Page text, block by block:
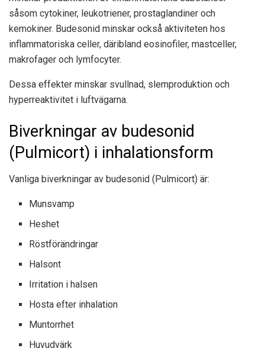
såsom cytokiner, leukotriener, prostaglandiner och
kemokiner. Budesonid minskar också aktiviteten hos
inflammatoriska celler, däribland eosinofiler, mastceller,
makrofager och lymfocyter.
Dessa effekter minskar svullnad, slemproduktion och
hyperreaktivitet i luftvägarna.
Biverkningar av budesonid
(Pulmicort) i inhalationsform
Vanliga biverkningar av budesonid (Pulmicort) är:
Munsvamp
Heshet
Röstförändringar
Halsont
Irritation i halsen
Hosta efter inhalation
Muntorrhet
Huvudvärk